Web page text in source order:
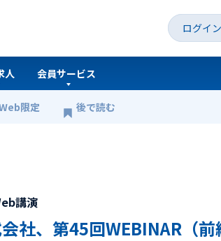
ログイン
限定 後で読む
人 会員サービス
社、第45回WEBINAR（前編）を開催
講演
社、第45回WEBINAR（